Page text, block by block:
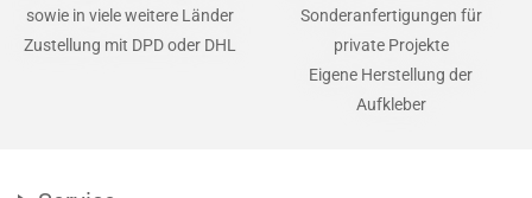
sowie in viele weitere Länder
Zustellung mit DPD oder DHL
Sonderanfertigungen für
private Projekte
Eigene Herstellung der
Aufkleber